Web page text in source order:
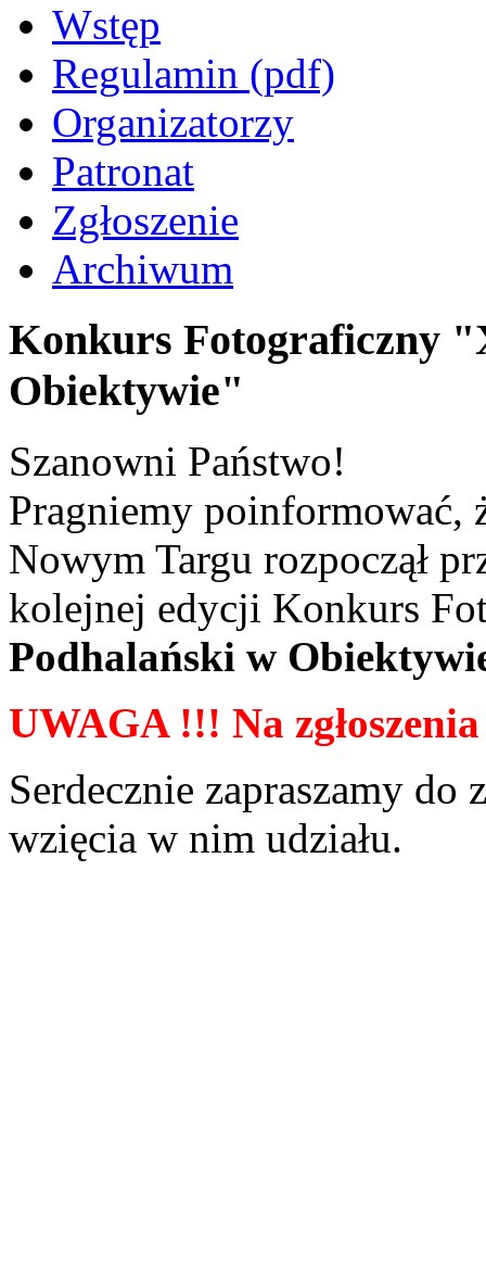
Wstęp
Regulamin (pdf)
Organizatorzy
Patronat
Zgłoszenie
Archiwum
Konkurs Fotograficzny
Obiektywie"
Szanowni Państwo!
Pragniemy
Nowym Targu rozpoczął
kolejnej edycji Konkurs
Podhalański w
UWAGA !!! Na
Serdecznie zapraszamy do
wzięcia w nim udziału.